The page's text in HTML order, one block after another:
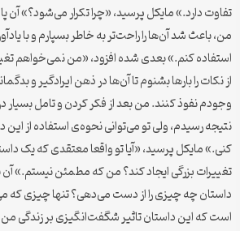
تفاوت دارد.» مایکل پرسید، «چرا تکرار می‌شود؟» آن
من، باعث شد آن‌ها را راحت‌تر به خاطر بسپارم و با
استفاده کنم.» بعدی شده افزود، «من نمی‌خواهم
از نکات را بارها بشنوم تا آن‌ها در ذهن ایرادگیر و
وجودم نفوذ کنند. من بعد از فکر کردن و تامل بسیار
نتیجه رسیدم، ولی تو می‌توانی نحوه‌ی استفاده از
کنی.» مایکل پرسید، «آیا تو واقعا معتقدی که یک
تغییرات بزرگی ایجاد کند؟ من که مطمئن نیستم.» آن
داستان چه چیزی را از دست می‌دهی؟ تنها چیزی که
است که این داستان تاثیر شگفت‌انگیزی بر زندگی